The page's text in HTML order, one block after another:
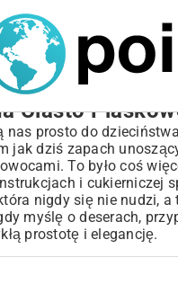
Ciasto
nas prosto do
jak dziś zapach
To było coś
i cukierniczej
nigdy się nie nudzi, a
myślę o deserach,
prostotę i elegancję.